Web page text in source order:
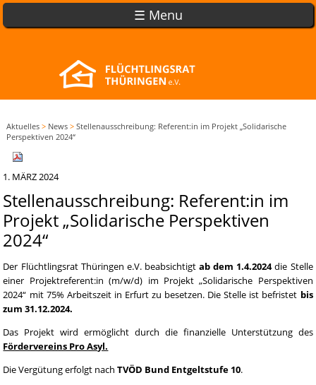
☰ Menu
Aktuelles > News > Stellenausschreibung: Referent:in im Projekt „Solidarische
Perspektiven 2024“
1. MÄRZ 2024
Stellenausschreibung: Referent:in im
Projekt „Solidarische Perspektiven
2024“
Der Flüchtlingsrat Thüringen e.V. beabsichtigtab dem 1.4.2024die Stelle
einer Projektreferent:in (m/w/d) im Projekt „Solidarische Perspektiven
2024“ mit 75% Arbeitszeit in Erfurt zu besetzen. Die Stelle ist befristet bis
zum 31.12.2024.
Das Projekt wird ermöglicht durch die finanzielle Unterstützung des
Fördervereins Pro Asyl.
Die Vergütung erfolgt nachTVÖD Bund Entgeltstufe 10.